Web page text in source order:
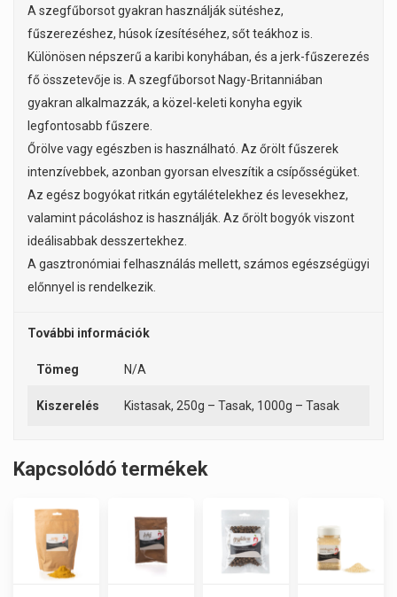
A szegfűborsot gyakran használják sütéshez,
fűszerezéshez, húsok ízesítéséhez, sőt teákhoz is.
Különösen népszerű a karibi konyhában, és a jerk-fűszerezés
fő összetevője is. A szegfűborsot Nagy-Britanniában
gyakran alkalmazzák, a közel-keleti konyha egyik
legfontosabb fűszere.
Őrölve vagy egészben is használható. Az őrölt fűszerek
intenzívebbek, azonban gyorsan elveszítik a csípősségüket.
Az egész bogyókat ritkán egytálételekhez és levesekhez,
valamint pácoláshoz is használják. Az őrölt bogyók viszont
ideálisabbak desszertekhez.
A gasztronómiai felhasználás mellett, számos egészségügyi
előnnyel is rendelkezik.
További információk
Tömeg N/A
Kiszerelés Kistasak, 250g – Tasak, 1000g – Tasak
Kapcsolódó termékek